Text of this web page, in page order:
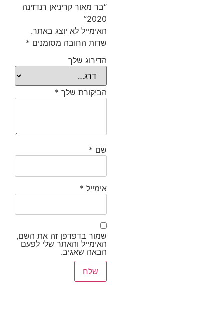
“בר מאור קריניאן רנדזינה
2020”
האימייל לא יוצג באתר.
שדות החובה מסומנים *
הדירוג שלך
הביקורת שלך *
שם *
אימייל *
שמור בדפדפן זה את השם,
האימייל והאתר שלי לפעם
הבאה שאגיב.